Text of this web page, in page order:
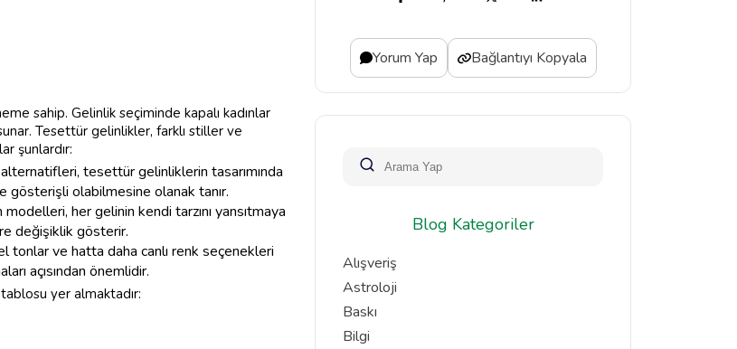
sahip. Gelinlik seçiminde kapalı kadınlar
Tesettür gelinlikler, farklı stiller ve
şunlardır:
tesettür gelinliklerin tasarımında
gösterişli olabilmesine olanak tanır.
her gelinin kendi tarzını yansıtmaya
değişiklik gösterir.
tonlar ve hatta daha canlı renk seçenekleri
açısından önemlidir.
yer almaktadır:
Yorum Yap Bağlantıyı Kopyala
Blog Kategoriler
Alışveriş
Astroloji
Baskı
Bilgi